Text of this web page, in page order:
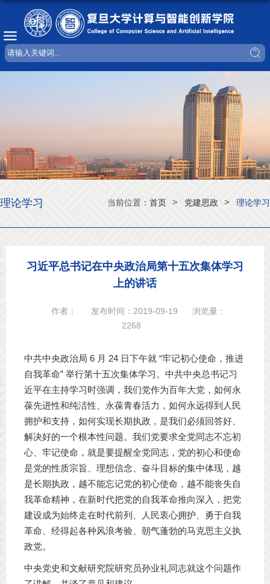
当前位置： 首页 > 党建思政 > 理论学习
理论学习
习近平总书记在中央政治局第十五次集体学习
上的讲话
作者： 发布时间：2019-09-19
浏览量：
2268
中共中央政治局 6 月 24 日下午就 “牢记初心使命，推进
自我革命” 举行第十五次集体学习。中共中央总书记习
近平在主持学习时强调，我们党作为百年大党，如何永
葆先进性和纯洁性、永葆青春活力，如何永远得到人民
拥护和支持，如何实现长期执政，是我们必须回答好、
解决好的一个根本性问题。我们党要求全党同志不忘初
心、牢记使命，就是要提醒全党同志，党的初心和使命
是党的性质宗旨、理想信念、奋斗目标的集中体现，越
是长期执政，越不能忘记党的初心使命，越不能丧失自
我革命精神，在新时代把党的自我革命推向深入，把党
建设成为始终走在时代前列、人民衷心拥护、勇于自我
革命、经得起各种风浪考验、朝气蓬勃的马克思主义执
政党。
中央党史和文献研究院研究员孙业礼同志就这个问题作